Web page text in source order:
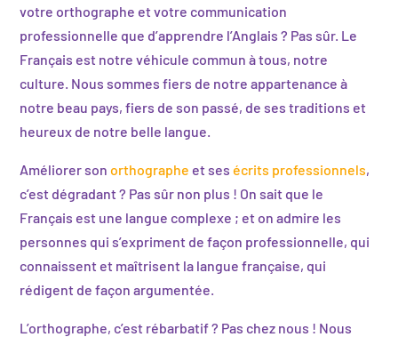
votre orthographe et votre communication
professionnelle que d’apprendre l’Anglais ? Pas sûr. Le
Français est notre véhicule commun à tous, notre
culture. Nous sommes fiers de notre appartenance à
notre beau pays, fiers de son passé, de ses traditions et
heureux de notre belle langue.
Améliorer sonorthographe et ses écrits professionnels,
c’est dégradant ? Pas sûr non plus ! On sait que le
Français est une langue complexe ; et on admire les
personnes qui s’expriment de façon professionnelle, qui
connaissent et maîtrisent la langue française, qui
rédigent de façon argumentée.
L’orthographe, c’est rébarbatif ? Pas chez nous ! Nous